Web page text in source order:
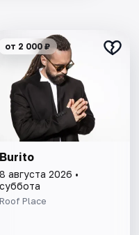
от 2 000 ₽
Burito
8 августа 2026 •
суббота
Roof Place